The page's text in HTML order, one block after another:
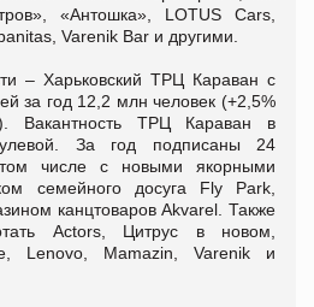
«Антошка», LOTUS Cars,
Varenik Bar и другими.
– Харьковский ТРЦ Караван с
за год 12,2 млн человек (+2,5%
Вакантность ТРЦ Караван в
За год подписаны 24
числе с новыми якорными
семейного досуга Fly Park,
канцтоваров Akvarel. Также
Actors, Цитрус в новом,
Lenovo, Mamazin, Varenik и